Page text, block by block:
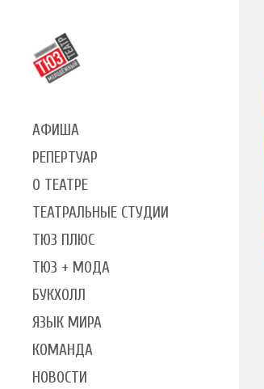
АФИША
РЕПЕРТУАР
О ТЕАТРЕ
ТЕАТРАЛЬНЫЕ СТУДИИ
ТЮЗ ПЛЮС
ТЮЗ + МОДА
БУКХОЛЛ
ЯЗЫК МИРА
КОМАНДА
НОВОСТИ